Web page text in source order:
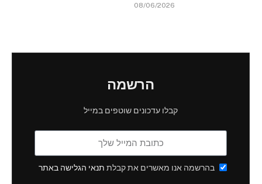
08/06/2026
הרשמה
קבלו עדכונים שוטפים במייל
בהרשמה אנו מאשרים את קבלת תנאי הגלישה באתר